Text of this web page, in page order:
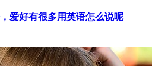
爱好有很多用英语怎么说呢